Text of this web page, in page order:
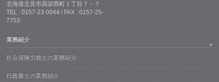
北海道北見市高栄西町１丁目７－７
TEL : 0157-23-0044 / FAX : 0157-25-
7753
業務紹介
社会保険労務士の業務紹介
行政書士の業務紹介